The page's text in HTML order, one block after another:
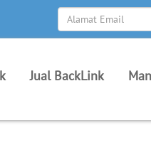
Jual BackLink